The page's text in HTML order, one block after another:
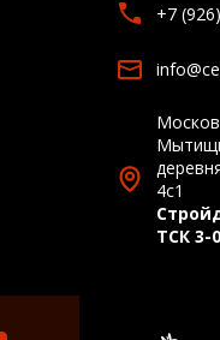
+7
4с1
ТСК 3-